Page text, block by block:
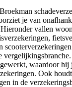
je van
vallen
waardoor hij
Ook
in de